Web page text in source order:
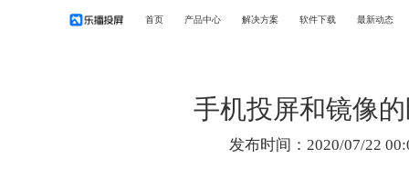
首页 产品中心 解决方案 软件下载 最新动态
手机投屏和镜像
发布时间：2020/07/22